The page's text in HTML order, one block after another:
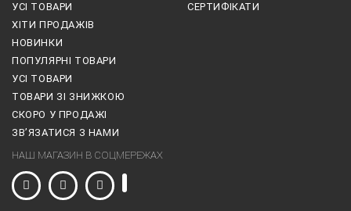
УСІ ТОВАРИ
ХІТИ ПРОДАЖІВ
НОВИНКИ
ПОПУЛЯРНІ ТОВАРИ
УСІ ТОВАРИ
ТОВАРИ ЗІ ЗНИЖКОЮ
СКОРО У ПРОДАЖІ
ЗВ’ЯЗАТИСЯ З НАМИ
СЕРТИФІКАТИ
НАШ МАГАЗИН В СОЦМЕРЕЖАХ